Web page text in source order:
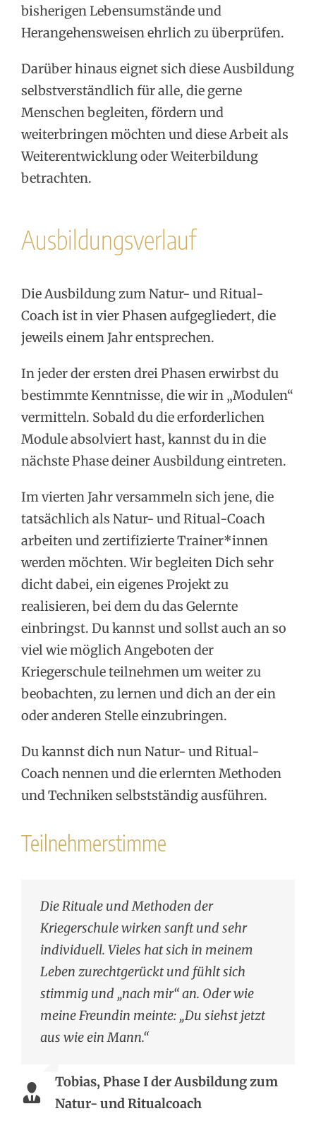
bisherigen Lebensumstände und
Herangehensweisen ehrlich zu überprüfen.
Darüber hinaus eignet sich diese Ausbildung
selbstverständlich für alle, die gerne
Menschen begleiten, fördern und
weiterbringen möchten und diese Arbeit als
Weiterentwicklung oder Weiterbildung
betrachten.
Ausbildungsverlauf
Die Ausbildung zum Natur- und Ritual-
Coach ist in vier Phasen aufgegliedert, die
jeweils einem Jahr entsprechen.
In jeder der ersten drei Phasen erwirbst du
bestimmte Kenntnisse, die wir in „Modulen“
vermitteln. Sobald du die erforderlichen
Module absolviert hast, kannst du in die
nächste Phase deiner Ausbildung eintreten.
Im vierten Jahr versammeln sich jene, die
tatsächlich als Natur- und Ritual-Coach
arbeiten und zertifizierte Trainer*innen
werden möchten. Wir begleiten Dich sehr
dicht dabei, ein eigenes Projekt zu
realisieren, bei dem du das Gelernte
einbringst. Du kannst und sollst auch an so
viel wie möglich Angeboten der
Kriegerschule teilnehmen um weiter zu
beobachten, zu lernen und dich an der ein
oder anderen Stelle einzubringen.
Du kannst dich nun Natur- und Ritual-
Coach nennen und die erlernten Methoden
und Techniken selbstständig ausführen.
Teilnehmerstimme
Die Rituale und Methoden der
Kriegerschule wirken sanft und sehr
individuell. Vieles hat sich in meinem
Leben zurechtgerückt und fühlt sich
stimmig und „nach mir“ an. Oder wie
meine Freundin meinte: „Du siehst jetzt
aus wie ein Mann.“
Tobias, Phase I der Ausbildung zum
Natur- und Ritualcoach